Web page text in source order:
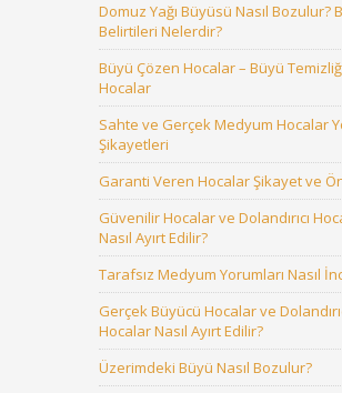
Domuz Yağı Büyüsü Nasıl Bozulur?
Belirtileri Nelerdir?
Büyü Çözen Hocalar – Büyü
Hocalar
Sahte ve Gerçek Medyum Hocalar
Şikayetleri
Garanti Veren Hocalar Şikayet ve
Güvenilir Hocalar ve Dolandırıcı
Nasıl Ayırt Edilir?
Tarafsız Medyum Yorumları Nasıl
Gerçek Büyücü Hocalar ve
Hocalar Nasıl Ayırt Edilir?
Üzerimdeki Büyü Nasıl Bozulur?